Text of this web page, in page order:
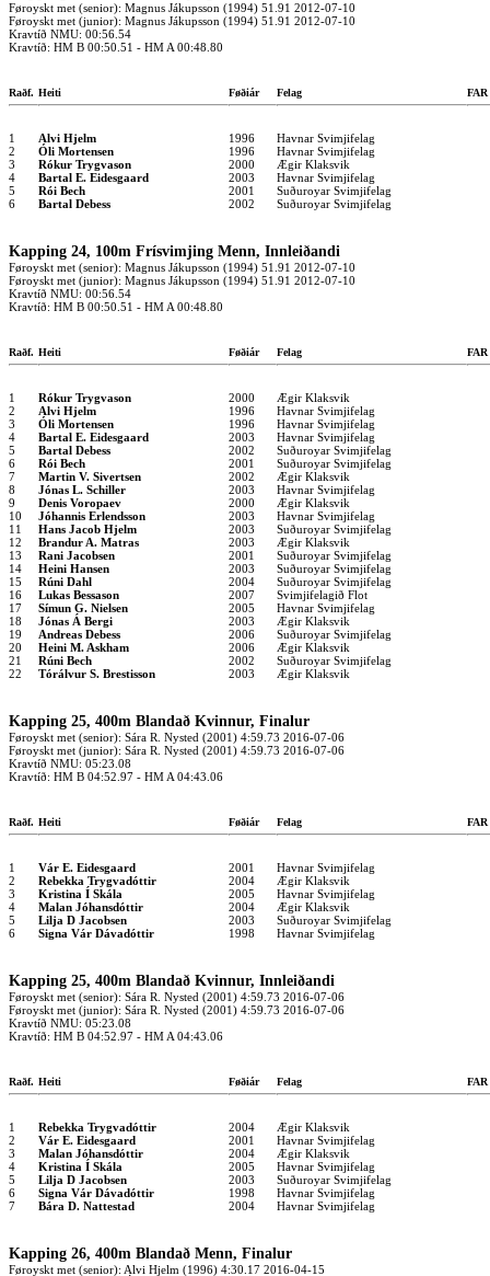
Føroyskt met (senior): Magnus Jákupsson (1994) 51.91 2012-07-10
Føroyskt met (junior): Magnus Jákupsson (1994) 51.91 2012-07-10
Kravtíð NMU: 00:56.54
Kravtíð: HM B 00:50.51 - HM A 00:48.80
Raðf. Heiti Føðiár Felag FAR
1 Alvi Hjelm 1996
Havnar Svimjifelag
2
Óli Mortensen 1996
Havnar Svimjifelag
3
Rókur Trygvason 2000
Ægir Klaksvik
4
Bartal E. Eidesgaard 2003
Havnar Svimjifelag
5
Rói Bech 2001
Suðuroyar Svimjifelag
6
Bartal Debess 2002 Suðuroyar Svimjifelag
Kapping 24, 100m Frísvimjing Menn, Innleiðandi
Føroyskt met (senior): Magnus Jákupsson (1994) 51.91 2012-07-10
Føroyskt met (junior): Magnus Jákupsson (1994) 51.91 2012-07-10
Kravtíð NMU: 00:56.54
Kravtíð: HM B 00:50.51 - HM A 00:48.80
Raðf. Heiti Føðiár Felag FAR
1 Rókur Trygvason 2000
Ægir Klaksvik
2
Alvi Hjelm 1996
Havnar Svimjifelag
3
Óli Mortensen 1996
Havnar Svimjifelag
4
Bartal E. Eidesgaard 2003
Havnar Svimjifelag
5
Bartal Debess 2002
Suðuroyar Svimjifelag
6
Rói Bech 2001
Suðuroyar Svimjifelag
7
Martin V. Sivertsen 2002
Ægir Klaksvik
8
Jónas L. Schiller 2003
Havnar Svimjifelag
9
Denis Voropaev 2000
Ægir Klaksvik
10
Jóhannis Erlendsson 2003
Havnar Svimjifelag
11
Hans Jacob Hjelm 2003
Suðuroyar Svimjifelag
12
Brandur A. Matras 2003
Ægir Klaksvik
13
Rani Jacobsen 2001
Suðuroyar Svimjifelag
14
Heini Hansen 2003
Suðuroyar Svimjifelag
15
Rúni Dahl 2004
Suðuroyar Svimjifelag
16
Lukas Bessason 2007
Svimjifelagið Flot
17
Símun G. Nielsen 2005
Havnar Svimjifelag
18
Jónas Á Bergi 2003
Ægir Klaksvik
19
Andreas Debess 2006
Suðuroyar Svimjifelag
20
Heini M. Askham 2006
Ægir Klaksvik
21
Rúni Bech 2002
Suðuroyar Svimjifelag
22
Tórálvur S. Brestisson 2003 Ægir Klaksvik
Kapping 25, 400m Blandað Kvinnur, Finalur
Føroyskt met (senior): Sára R. Nysted (2001) 4:59.73 2016-07-06
Føroyskt met (junior): Sára R. Nysted (2001) 4:59.73 2016-07-06
Kravtíð NMU: 05:23.08
Kravtíð: HM B 04:52.97 - HM A 04:43.06
Raðf. Heiti Føðiár Felag FAR
1 Vár E. Eidesgaard 2001
Havnar Svimjifelag
2
Rebekka Trygvadóttir 2004
Ægir Klaksvik
3
Kristina Í Skála 2005
Havnar Svimjifelag
4
Malan Jóhansdóttir 2004
Ægir Klaksvik
5
Lilja D Jacobsen 2003
Suðuroyar Svimjifelag
6
Signa Vár Dávadóttir 1998 Havnar Svimjifelag
Kapping 25, 400m Blandað Kvinnur, Innleiðandi
Føroyskt met (senior): Sára R. Nysted (2001) 4:59.73 2016-07-06
Føroyskt met (junior): Sára R. Nysted (2001) 4:59.73 2016-07-06
Kravtíð NMU: 05:23.08
Kravtíð: HM B 04:52.97 - HM A 04:43.06
Raðf. Heiti Føðiár Felag FAR
1 Rebekka Trygvadóttir 2004
Ægir Klaksvik
2
Vár E. Eidesgaard 2001
Havnar Svimjifelag
3
Malan Jóhansdóttir 2004
Ægir Klaksvik
4
Kristina Í Skála 2005
Havnar Svimjifelag
5
Lilja D Jacobsen 2003
Suðuroyar Svimjifelag
6
Signa Vár Dávadóttir 1998
Havnar Svimjifelag
7
Bára D. Nattestad 2004 Havnar Svimjifelag
Kapping 26, 400m Blandað Menn, Finalur
Føroyskt met (senior): Alvi Hjelm (1996) 4:30.17 2016-04-15